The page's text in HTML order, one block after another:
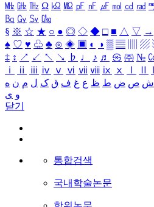
㎒ ㎓ ㎔ Ω ㏀ ㏁ ㎊ ㎋ ㎌ ㏖ ㏅ ㎭
㏃ ㏉ ㏜ ㏆
§ ※ ☆ ★ ○ ● ◎ ◇ ◆ □ ■ △ ▽ →
♠ ♡ ♥ ♧ ♣ ⊙ ◈ ▣ ◐ ◑ ▒ ▤ ▨
‡ ↕ ↗ ↙ ↖ ↘ ♭ ♩ ♪ ♬ ㉿ ㈜ №
ⅰ
ⅱ ⅲ ⅳ ⅴ ⅵ ⅶ ⅷ ⅸ ⅹ
ش ص ض ط ظ ع غ ف ق ک ل م ن ه
و ی
닫기
통합검색
국내학술논문